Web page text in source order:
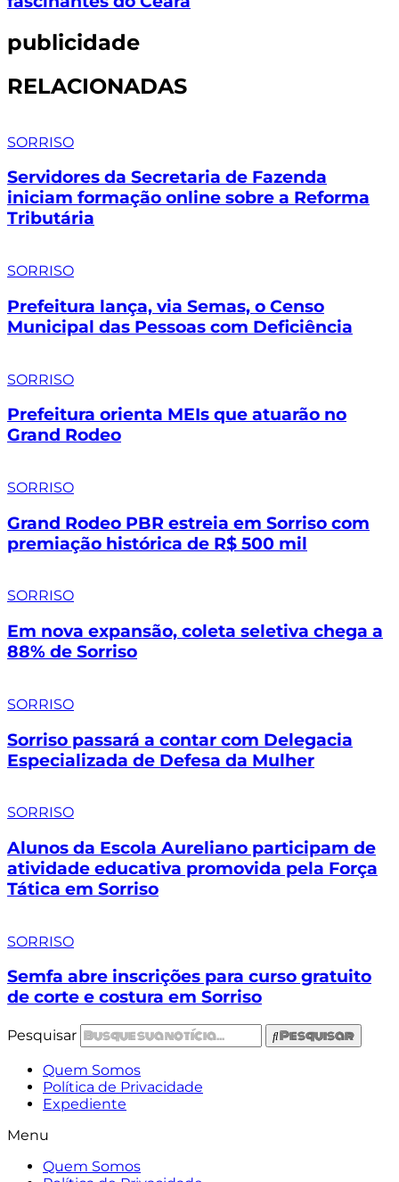
publicidade
RELACIONADAS
SORRISO
Servidores da Secretaria de Fazenda
iniciam formação online sobre a Reforma
Tributária
SORRISO
Prefeitura lança, via Semas, o Censo
Municipal das Pessoas com Deficiência
SORRISO
Prefeitura orienta MEIs que atuarão no
Grand Rodeo
SORRISO
Grand Rodeo PBR estreia em Sorriso com
premiação histórica de R$ 500 mil
SORRISO
Em nova expansão, coleta seletiva chega a
88% de Sorriso
SORRISO
Sorriso passará a contar com Delegacia
Especializada de Defesa da Mulher
SORRISO
Alunos da Escola Aureliano participam de
atividade educativa promovida pela Força
Tática em Sorriso
SORRISO
Semfa abre inscrições para curso gratuito
de corte e costura em Sorriso
Pesquisar Pesquisar
Quem Somos
Política de Privacidade
Expediente
Menu
Quem Somos